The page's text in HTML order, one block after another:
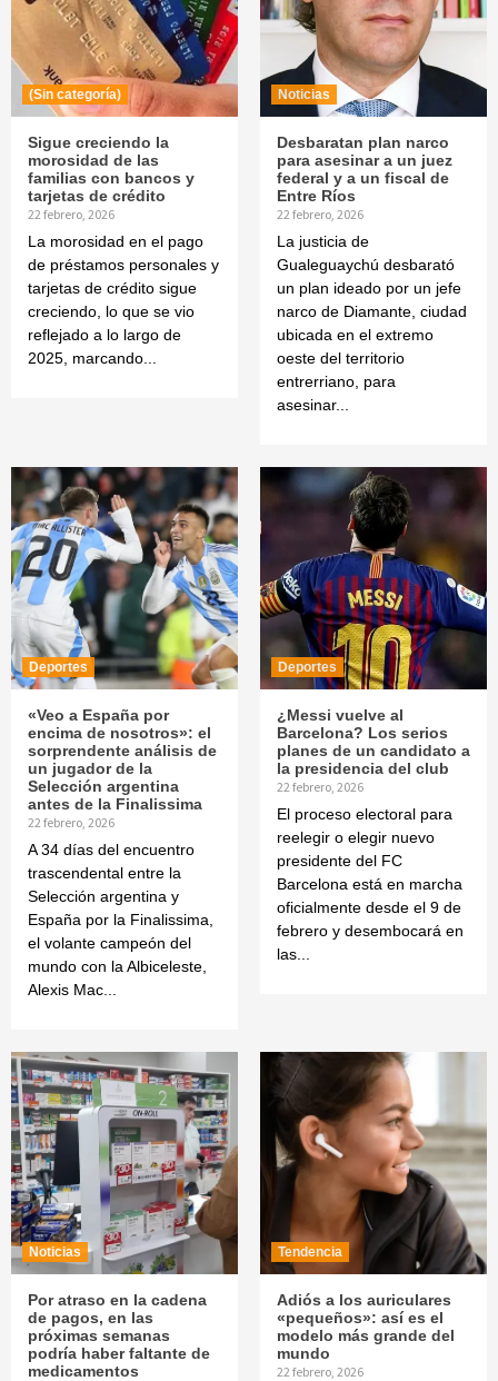
(Sin categoría)
Sigue creciendo la
morosidad de las
familias con bancos y
tarjetas de crédito
22 febrero, 2026
La morosidad en el pago
de préstamos personales y
tarjetas de crédito sigue
creciendo, lo que se vio
reflejado a lo largo de
2025, marcando...
Noticias
Desbaratan plan narco
para asesinar a un juez
federal y a un fiscal de
Entre Ríos
22 febrero, 2026
La justicia de
Gualeguaychú desbarató
un plan ideado por un jefe
narco de Diamante, ciudad
ubicada en el extremo
oeste del territorio
entrerriano, para
asesinar...
Deportes
«Veo a España por
encima de nosotros»: el
sorprendente análisis de
un jugador de la
Selección argentina
antes de la Finalissima
22 febrero, 2026
A 34 días del encuentro
trascendental entre la
Selección argentina y
España por la Finalissima,
el volante campeón del
mundo con la Albiceleste,
Alexis Mac...
Deportes
¿Messi vuelve al
Barcelona? Los serios
planes de un candidato a
la presidencia del club
22 febrero, 2026
El proceso electoral para
reelegir o elegir nuevo
presidente del FC
Barcelona está en marcha
oficialmente desde el 9 de
febrero y desembocará en
las...
Noticias
Por atraso en la cadena
de pagos, en las
próximas semanas
podría haber faltante de
medicamentos
Tendencia
Adiós a los auriculares
«pequeños»: así es el
modelo más grande del
mundo
22 febrero, 2026